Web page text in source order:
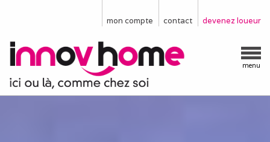
devenez loueur
contact
mon compte
menu